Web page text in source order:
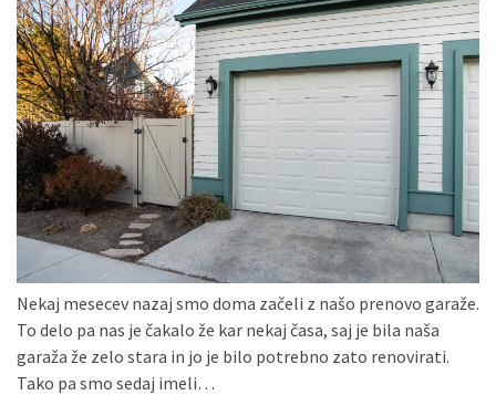
svetilka
povečuje
varnost
Konji
kot
simbolj
svobode,
moči
gibanja.
Ko
na
strehi,
Nekaj mesecev nazaj smo doma začeli z našo prenovo garaže.
To delo pa nas je čakalo že kar nekaj časa, saj je bila naša
garaža že zelo stara in jo je bilo potrebno zato renovirati.
Tako pa smo sedaj imeli…